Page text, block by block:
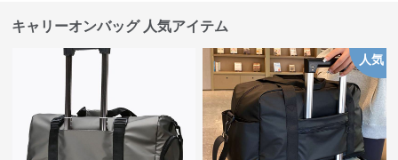
キャリーオンバッグ 人気アイテム
人気